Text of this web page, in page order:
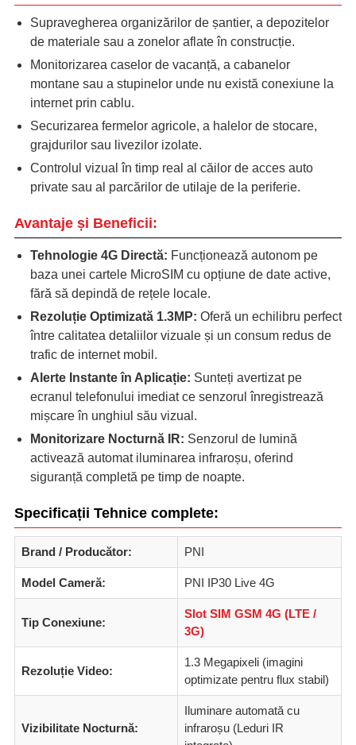
Supravegherea organizărilor de șantier, a depozitelor
de materiale sau a zonelor aflate în construcție.
Monitorizarea caselor de vacanță, a cabanelor
montane sau a stupinelor unde nu există conexiune la
internet prin cablu.
Securizarea fermelor agricole, a halelor de stocare,
grajdurilor sau livezilor izolate.
Controlul vizual în timp real al căilor de acces auto
private sau al parcărilor de utilaje de la periferie.
Avantaje și Beneficii:
Tehnologie 4G Directă: Funcționează autonom pe
baza unei cartele MicroSIM cu opțiune de date active,
fără să depindă de rețele locale.
Rezoluție Optimizată 1.3MP: Oferă un echilibru perfect
între calitatea detaliilor vizuale și un consum redus de
trafic de internet mobil.
Alerte Instante în Aplicație: Sunteți avertizat pe
ecranul telefonului imediat ce senzorul înregistrează
mișcare în unghiul său vizual.
Monitorizare Nocturnă IR: Senzorul de lumină
activează automat iluminarea infraroșu, oferind
siguranță completă pe timp de noapte.
Specificații Tehnice complete:
Brand / Producător: PNI
Model Cameră: PNI IP30 Live 4G
Tip Conexiune:
Slot SIM GSM 4G (LTE /
3G)
Rezoluție Video:
1.3 Megapixeli (imagini
optimizate pentru flux stabil)
Vizibilitate Nocturnă:
Iluminare automată cu
infraroșu (Leduri IR